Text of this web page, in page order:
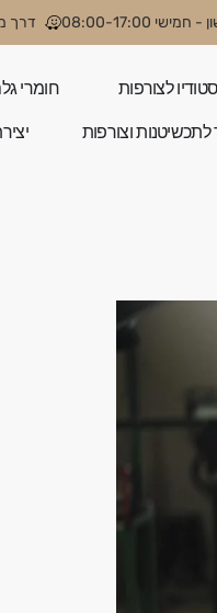
08:00-17:00 דרך משה
סטודיו לצורפות חומרי
וצורפות